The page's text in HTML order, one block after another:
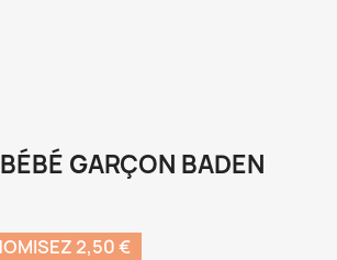
GARÇON BADEN
2,50 €